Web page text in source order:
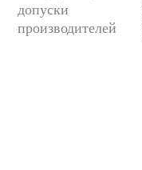
допуски
производителей